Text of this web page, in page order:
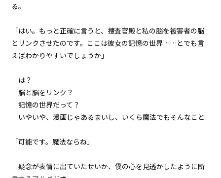
第１話
『Serial killer（連続殺人鬼）』
る。
「はい。もっと正確に言うと、捜査官殿と私の脳を被害者の脳
とリンクさせたのです。ここは彼女の記憶の世界……とでも言
えばわかりやすいでしょうか」
は？
脳と脳をリンク？
記憶の世界だって？
いやいや、漫画じゃあるまいし、いくら魔法でもそんなこと――
「可能です。魔法ならね」
疑念が表情に出ていたせいか、僕の心を見透かしたように断